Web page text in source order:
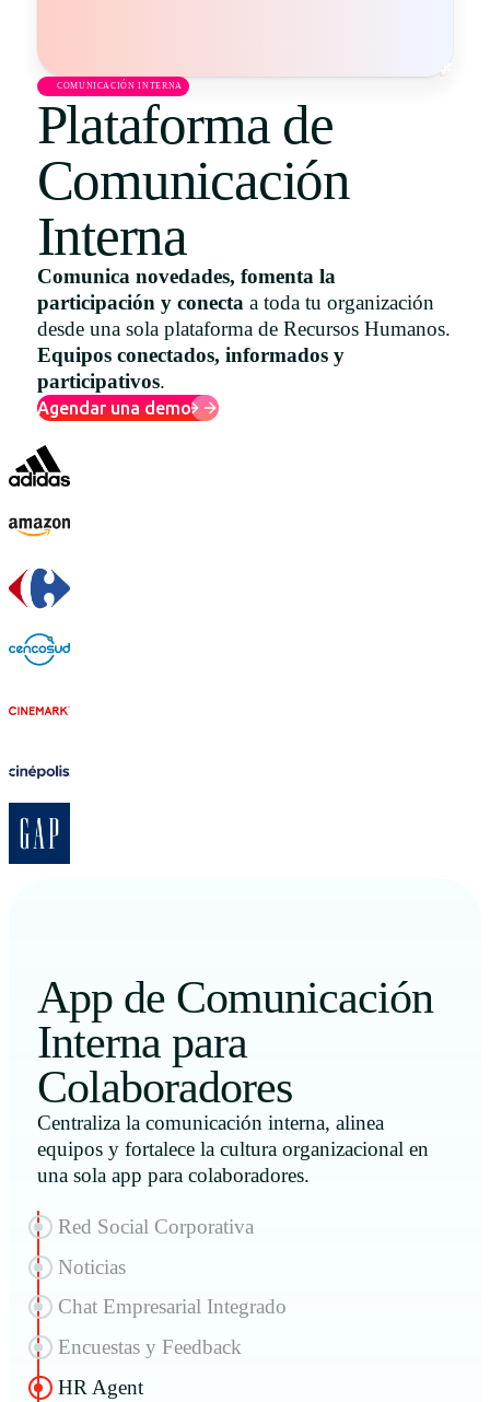
Español
Português
COMUNICACIÓN INTERNA
Plataforma de
Comunicación
Interna
Comunica novedades, fomenta la
participación y conecta a toda tu organización
desde una sola plataforma de Recursos Humanos.
Equipos conectados, informados y
participativos.
Agendar una demo
App de Comunicación
Interna para
Colaboradores
Centraliza la comunicación interna, alinea
equipos y fortalece la cultura organizacional en
una sola app para colaboradores.
Red Social Corporativa
Noticias
Chat Empresarial Integrado
Encuestas y Feedback
HR Agent